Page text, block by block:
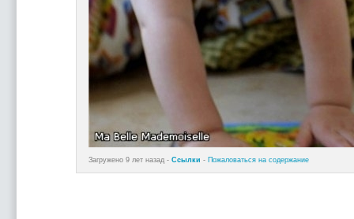
Загружено 9 лет назад - Ссылки - Пожаловаться на содержание